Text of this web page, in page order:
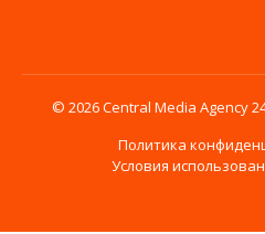
© 2026 Central Media Agency
Политика
Условия